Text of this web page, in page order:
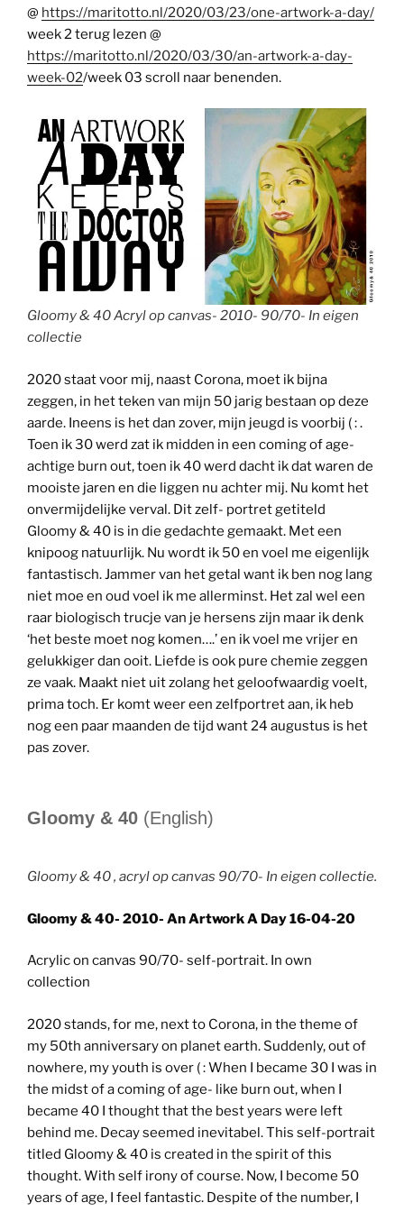
@ https://maritotto.nl/2020/03/23/one-artwork-a-day/
week 2 terug lezen @
https://maritotto.nl/2020/03/30/an-artwork-a-day-
week-02/week 03 scroll naar benenden.
Gloomy & 40 Acryl op canvas- 2010- 90/70- In eigen
collectie
2020 staat voor mij, naast Corona, moet ik bijna
zeggen, in het teken van mijn 50 jarig bestaan op deze
aarde. Ineens is het dan zover, mijn jeugd is voorbij ( : .
Toen ik 30 werd zat ik midden in een coming of age-
achtige burn out, toen ik 40 werd dacht ik dat waren de
mooiste jaren en die liggen nu achter mij. Nu komt het
onvermijdelijke verval. Dit zelf- portret getiteld
Gloomy & 40 is in die gedachte gemaakt. Met een
knipoog natuurlijk. Nu wordt ik 50 en voel me eigenlijk
fantastisch. Jammer van het getal want ik ben nog lang
niet moe en oud voel ik me allerminst. Het zal wel een
raar biologisch trucje van je hersens zijn maar ik denk
‘het beste moet nog komen….’ en ik voel me vrijer en
gelukkiger dan ooit. Liefde is ook pure chemie zeggen
ze vaak. Maakt niet uit zolang het geloofwaardig voelt,
prima toch. Er komt weer een zelfportret aan, ik heb
nog een paar maanden de tijd want 24 augustus is het
pas zover.
Gloomy & 40 (English)
Gloomy & 40 , acryl op canvas 90/70- In eigen collectie.
Gloomy & 40- 2010- An Artwork A Day 16-04-20
Acrylic on canvas 90/70- self-portrait. In own
collection
2020 stands, for me, next to Corona, in the theme of
my 50th anniversary on planet earth. Suddenly, out of
nowhere, my youth is over ( : When I became 30 I was in
the midst of a coming of age- like burn out, when I
became 40 I thought that the best years were left
behind me. Decay seemed inevitabel. This self-portrait
titled Gloomy & 40 is created in the spirit of this
thought. With self irony of course. Now, I become 50
years of age, I feel fantastic. Despite of the number, I